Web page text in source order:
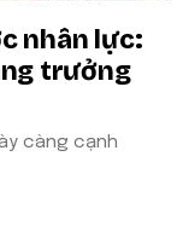
nhân lực:
trưởng
càng cạnh